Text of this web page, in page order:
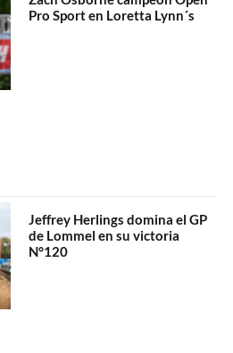
Pro Sport en Loretta Lynn´s
Jeffrey Herlings domina el GP
de Lommel en su victoria
N°120